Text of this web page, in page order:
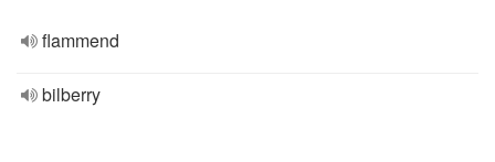
flammend
bilberry